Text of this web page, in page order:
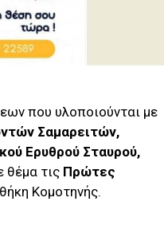
που υλοποιούνται με
Σαμαρειτών,
Ερυθρού Σταυρού,
θέμα τις Πρώτες
Κομοτηνής.